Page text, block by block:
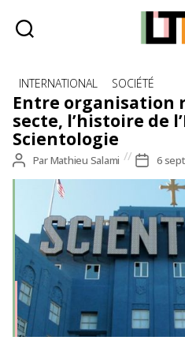
-
Catégories
INTERNATIONAL SOCIÉTÉ
Entre organisation
secte, l’histoire de
Scientologie
Auteur
de
l’article
ParMathieu Salami
Date
de
l’article
6